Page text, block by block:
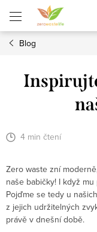
obsah
Blog
4 min čtení
Zero waste zní
naše babičky! I když
Pojďme se tedy u
z jejich udržitelných
právě v dnešní době.